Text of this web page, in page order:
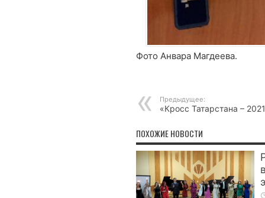
Фото Анвара Магдеева.
Предыдущее:
«Кросс Татарстана –
ПОХОЖИЕ НОВОСТИ